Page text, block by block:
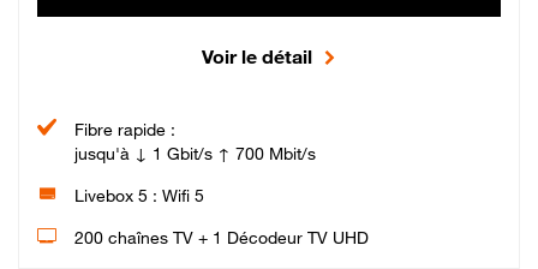
Voir le détail
Fibre rapide :
jusqu'à ↓ 1 Gbit/s ↑ 700 Mbit/s
Livebox 5 : Wifi 5
200 chaînes TV + 1 Décodeur TV UHD